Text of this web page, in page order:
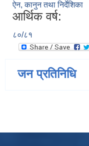
ऐन, कानुन तथा निर्देशिका
आर्थिक वर्ष:
८०/८१
जन प्रतिनिधि